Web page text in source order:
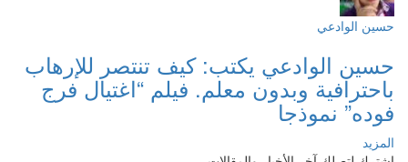
حسين الوادعي
حسين الوادعي يكتب: كيف تنتصر للإرهاب
باحترافية وبدون معلم. فيلم “اغتيال فرج
فوده” نموذجا
المزيد